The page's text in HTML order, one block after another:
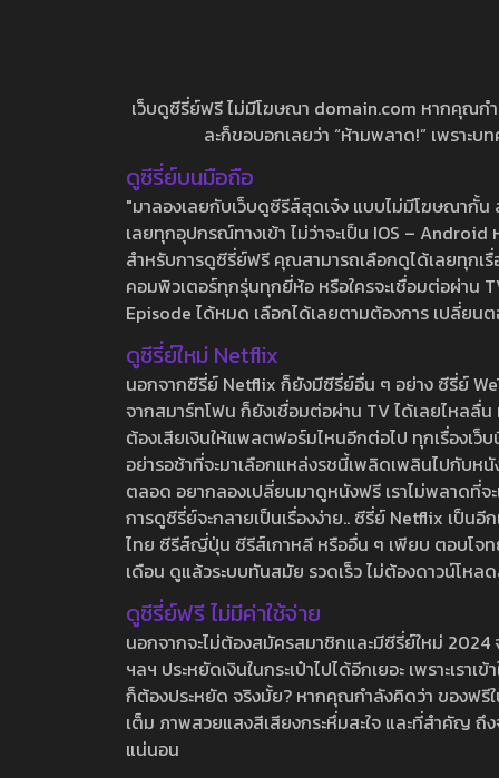
เว็บดูซีรี่ย์ฟรี ไม่มีโฆษณา domain.com หากคุณก
ละก็ขอบอกเลยว่า “ห้ามพลาด!” เพราะ
ดูซีรี่ย์บนมือถือ
"มาลองเลยกับเว็บดูซีรีส์สุดเจ๋ง แบบไม่มีโฆษณากั้
เลยทุกอุปกรณ์ทางเข้า ไม่ว่าจะเป็น IOS –
สำหรับการดูซีรี่ย์ฟรี คุณสามารถเลือกดูได้เลยทุกเ
คอมพิวเตอร์ทุกรุ่นทุกยี่ห้อ หรือใครจะเชื่อมต่อผ่าน
Episode ได้หมด เลือกได้เลยตามต้องการ เปลี่ยน
ดูซีรี่ย์ใหม่ Netflix
นอกจากซีรี่ย์ Netflix ก็ยังมีซีรี่ย์อื่น ๆ อย่าง ซีรี่ย์
จากสมาร์ทโฟน ก็ยังเชื่อมต่อผ่าน TV ได้เลยไหลลื่
ต้องเสียเงินให้แพลตฟอร์มไหนอีกต่อไป ทุกเรื่องเว็
อย่ารอช้าที่จะมาเลือกแหล่งรชนี้เพลิดเพลินไปกับห
ตลอด อยากลองเปลี่ยนมาดูหนังฟรี เราไม่พลาดที่
การดูซีรี่ย์จะกลายเป็นเรื่องง่าย.. ซีรี่ย์ Netflix เป็น
ไทย ซีรีส์ญี่ปุ่น ซีรีส์เกาหลี หรืออื่น ๆ เพียบ ตอบโจท
เดือน ดูแล้วระบบทันสมัย รวดเร็ว ไม่ต้องดาวน์โห
ดูซีรี่ย์ฟรี ไม่มีค่าใช้จ่าย
นอกจากจะไม่ต้องสมัครสมาชิกและมีซีรี่ย์ใหม่
ฯลฯ ประหยัดเงินในกระเป๋าไปได้อีกเยอะ เพราะเร
ก็ต้องประหยัด จริงมั้ย? หากคุณกำลังคิดว่า ของฟ
เต็ม ภาพสวยแสงสีเสียงกระหึ่มสะใจ และที่สำคัญ
แน่นอน